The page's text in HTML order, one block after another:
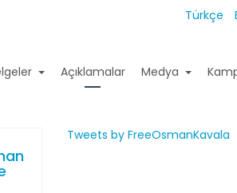
Türkçe
Açıklamalar Medya
Tweets by FreeOsmanKavala